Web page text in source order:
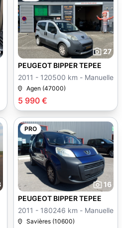
27
5 990 €
PEUGEOT BIPPER TEPEE
2011 - 120500 km - Manuelle
Agen (47000)
PRO
16
PEUGEOT BIPPER TEPEE
2011 - 180246 km - Manuelle
Savières (10600)